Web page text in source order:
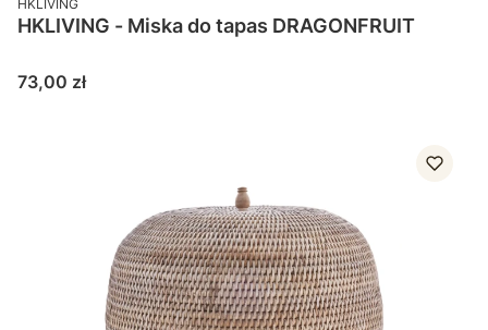
HKLIVING
HKLIVING - Miska do tapas DRAGONFRUIT
Cena
73,00 zł